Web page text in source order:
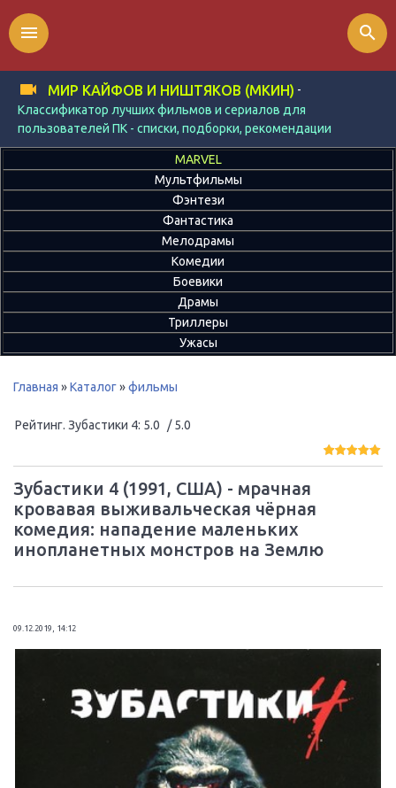
МИР КАЙФОВ И НИШТЯКОВ (МКИН) -
Классификатор лучших фильмов и сериалов для
пользователей ПК - списки, подборки, рекомендации
menu search
MARVEL
Мультфильмы
Фэнтези
Фантастика
Мелодрамы
Комедии
Боевики
Драмы
Триллеры
Ужасы
Главная »Каталог»фильмы
Рейтинг. Зубастики 4: 5.0 / 5.0
Зубастики 4 (1991, США) - мрачная
кровавая выживальческая чёрная
комедия: нападение маленьких
инопланетных монстров на Землю
09.12.2019, 14:12